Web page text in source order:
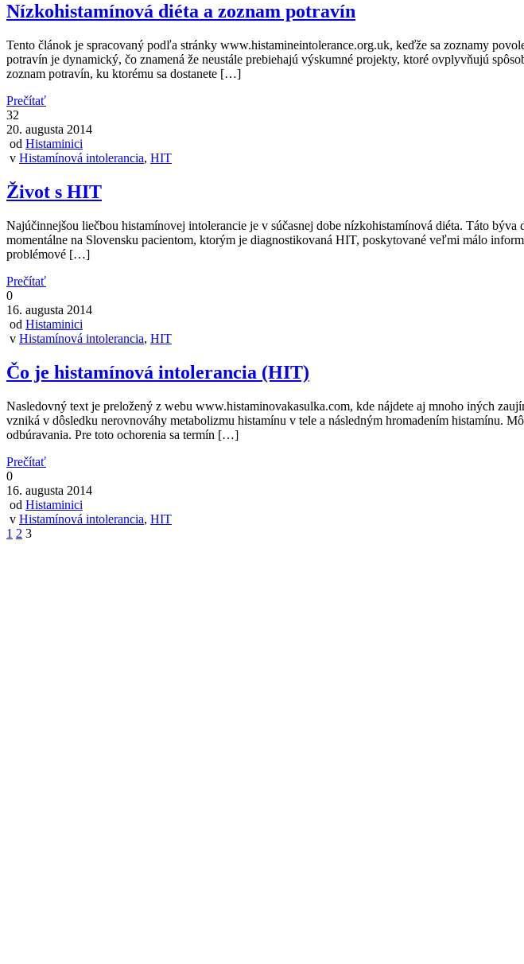
Nízkohistamínová diéta a zoznam potravín
Tento článok je spracovaný podľa stránky www.histamineintolerance.org.uk, keďže sa zoznamy
potravín je dynamický, čo znamená že neustále prebiehajú výskumné projekty, ktoré ovplyvňujú
zoznam potravín, ku ktorému sa dostanete […]
Prečítať
32
20. augusta 2014
od Histaminici
v Histamínová intolerancia, HIT
Život s HIT
Najúčinnejšou liečbou histamínovej intolerancie je v súčasnej dobe nízkohistamínová diéta. Táto
momentálne na Slovensku pacientom, ktorým je diagnostikovaná HIT, poskytované veľmi málo
problémové […]
Prečítať
0
16. augusta 2014
od Histaminici
v Histamínová intolerancia, HIT
Čo je histamínová intolerancia (HIT)
Nasledovný text je preložený z webu www.histaminovakasulka.com, kde nájdete aj mnoho iných
vzniká v dôsledku nerovnováhy metabolizmu histamínu v tele a následným hromadením histamínu.
odbúravania. Pre toto ochorenia sa termín […]
Prečítať
0
16. augusta 2014
od Histaminici
v Histamínová intolerancia, HIT
1 2 3